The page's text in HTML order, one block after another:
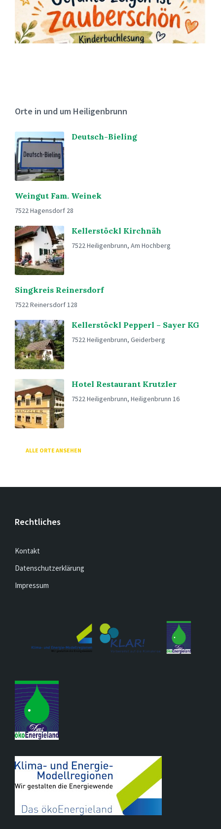
Orte in und um Heiligenbrunn
Deutsch-Bieling
Weingut Fam. Weinek
7522 Hagensdorf 28
Kellerstöckl Kirchnäh
7522 Heiligenbrunn, Am Hochberg
Singkreis Reinersdorf
7522 Reinersdorf 128
Kellerstöckl Pepperl – Sayer KG
7522 Heiligenbrunn, Geiderberg
Hotel Restaurant Krutzler
7522 Heiligenbrunn, Heiligenbrunn 16
ALLE ORTE ANSEHEN
Rechtliches
Kontakt
Datenschutzerklärung
Impressum